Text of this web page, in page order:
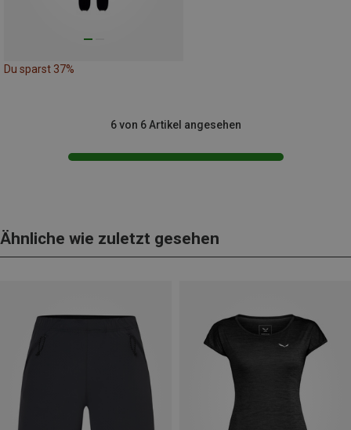
Du sparst 37%
6 von 6 Artikel angesehen
Ähnliche wie zuletzt gesehen